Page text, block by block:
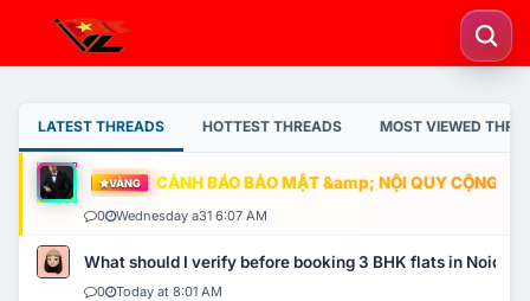
LATEST THREADS HOTTEST THREADS MOST VIEWED
VÀNG CẢNH BÁO BẢO MẬT &amp; NỘI QUY CỘNG
0 Wednesday a31 6:07 AM
What should I verify before booking 3 BHK flats in Noida?
0 Today at 8:01 AM